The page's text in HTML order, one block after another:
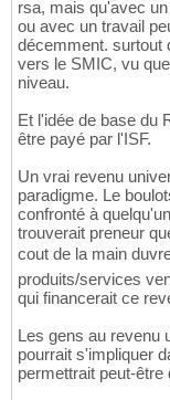
rsa, mais qu'avec
ou avec un travail
décemment. surtout
vers le SMIC, vu
niveau.
Et l'idée de base du
être payé par l'ISF.
Un vrai revenu
paradigme. Le
confronté à
trouverait preneur
cout de la main
produits/services
qui financerait ce
Les gens au revenu
pourrait s'impliquer
permettrait peut-